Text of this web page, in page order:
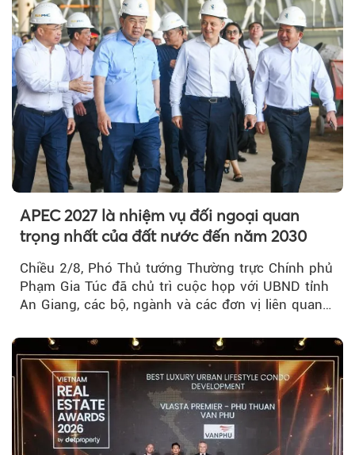
APEC 2027 là nhiệm vụ đối ngoại quan
trọng nhất của đất nước đến năm 2030
Chiều 2/8, Phó Thủ tướng Thường trực Chính phủ
Phạm Gia Túc đã chủ trì cuộc họp với UBND tỉnh
An Giang, các bộ, ngành và các đơn vị liên quan